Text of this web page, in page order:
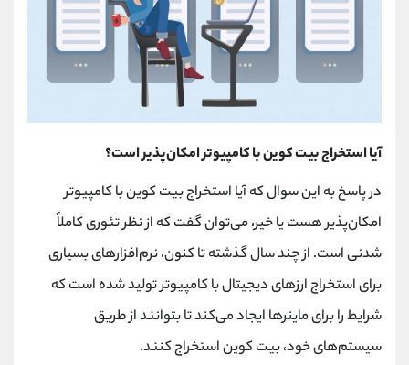
آیا استخراج بیت کوین با کامپیوتر امکان‌پذیر است؟
در پاسخ به این سوال که آیا استخراج بیت کوین با کامپیوتر
امکان‌پذیر هست یا خیر، می‌توان گفت که از نظر تئوری کاملاً
شدنی است. از چند سال گذشته تا کنون، نرم‌افزارهای بسیاری
برای استخراج ارزهای دیجیتال با کامپیوتر تولید شده است که
شرایط را برای ماینرها ایجاد می‌کند تا بتوانند از طریق
سیستم‌های خود، بیت کوین استخراج کنند.